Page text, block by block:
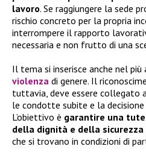
lavoro. Se raggiungere la sede
rischio concreto per la propria
interrompere il rapporto
necessaria e non frutto di una
Il tema si inserisce anche nel
violenza di genere. Il
tuttavia, deve essere collegato
le condotte subite e la
L’obiettivo è garantire una
della dignità e della
che si trovano in condizioni di